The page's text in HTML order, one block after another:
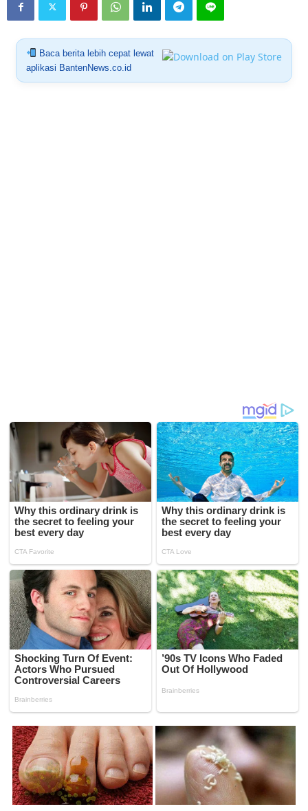
Baca berita lebih cepat lewat
aplikasi BantenNews.co.id